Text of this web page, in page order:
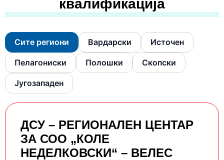
квалификација
Сите региони Вардарски Источен
Пелагониски Полошки Скопски
Југозападен
ДСУ – РЕГИОНАЛЕН ЦЕНТАР
ЗА СОО „КОЛЕ
НЕДЕЛКОВСКИ“ – ВЕЛЕС